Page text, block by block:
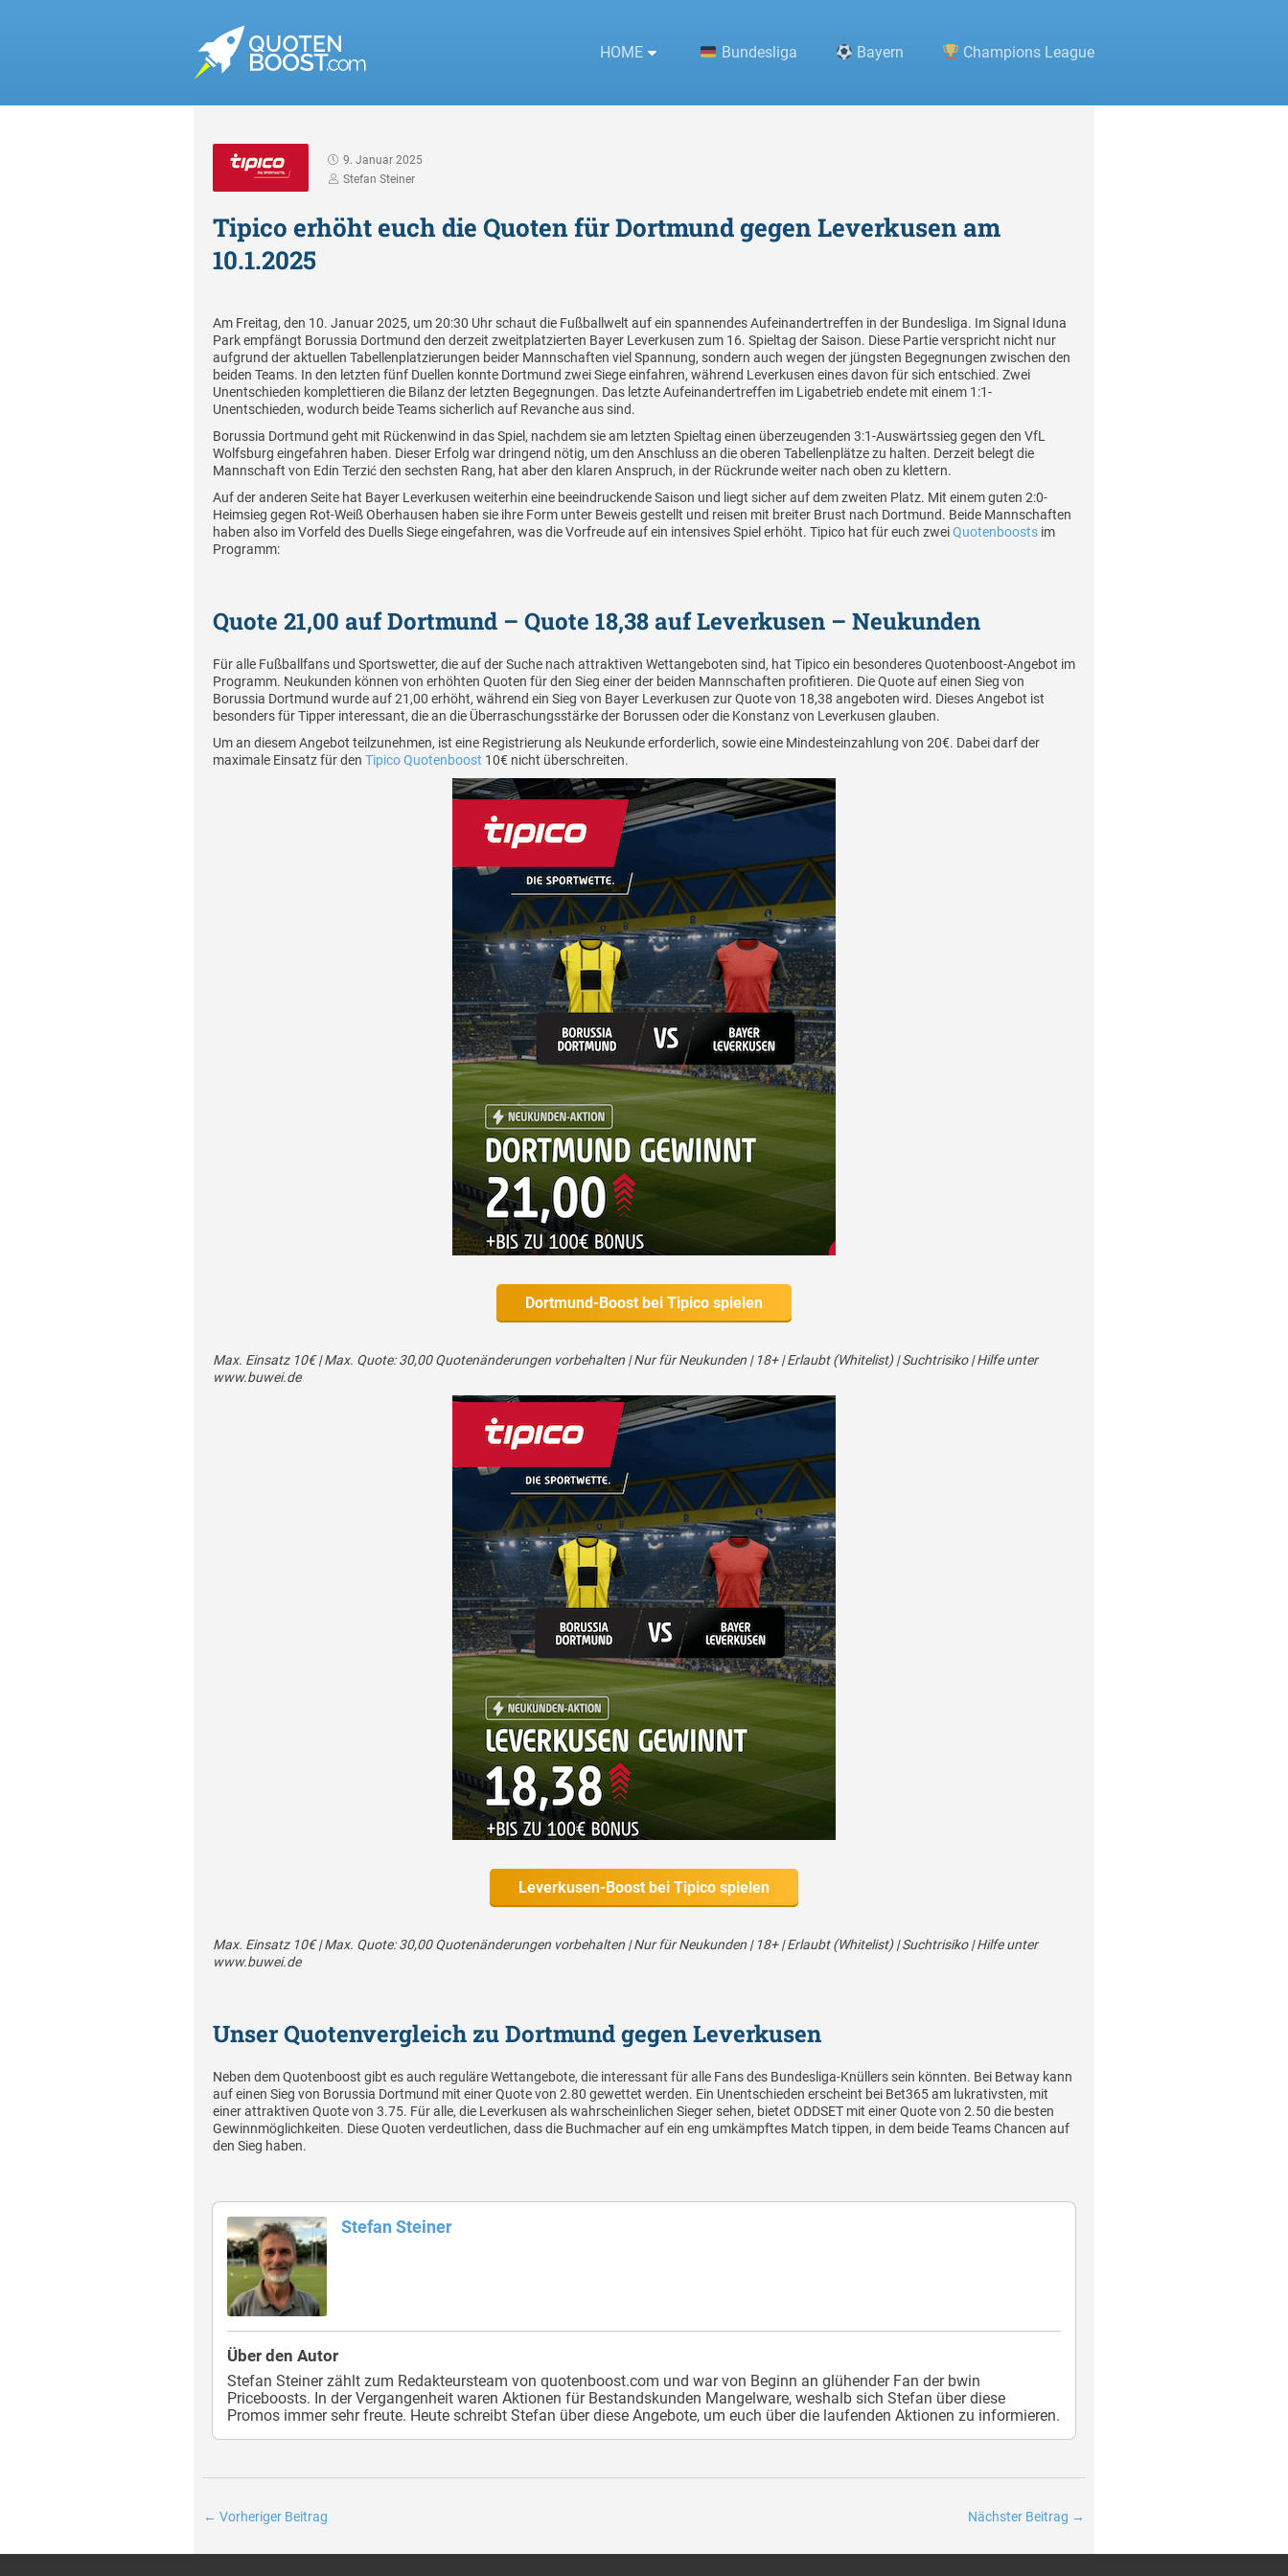
HOME %s Bundesliga Bayern Champions League
9. Januar 2025
Stefan Steiner
Tipico erhöht euch die Quoten für Dortmund gegen Leverkusen am
10.1.2025
Am Freitag, den 10. Januar 2025, um 20:30 Uhr schaut die Fußballwelt auf ein spannendes Aufeinandertreffen in der Bundesliga. Im Signal Iduna
Park empfängt Borussia Dortmund den derzeit zweitplatzierten Bayer Leverkusen zum 16. Spieltag der Saison. Diese Partie verspricht nicht nur
aufgrund der aktuellen Tabellenplatzierungen beider Mannschaften viel Spannung, sondern auch wegen der jüngsten Begegnungen zwischen den
beiden Teams. In den letzten fünf Duellen konnte Dortmund zwei Siege einfahren, während Leverkusen eines davon für sich entschied. Zwei
Unentschieden komplettieren die Bilanz der letzten Begegnungen. Das letzte Aufeinandertreffen im Ligabetrieb endete mit einem 1:1-
Unentschieden, wodurch beide Teams sicherlich auf Revanche aus sind.
Borussia Dortmund geht mit Rückenwind in das Spiel, nachdem sie am letzten Spieltag einen überzeugenden 3:1-Auswärtssieg gegen den VfL
Wolfsburg eingefahren haben. Dieser Erfolg war dringend nötig, um den Anschluss an die oberen Tabellenplätze zu halten. Derzeit belegt die
Mannschaft von Edin Terzić den sechsten Rang, hat aber den klaren Anspruch, in der Rückrunde weiter nach oben zu klettern.
Auf der anderen Seite hat Bayer Leverkusen weiterhin eine beeindruckende Saison und liegt sicher auf dem zweiten Platz. Mit einem guten 2:0-
Heimsieg gegen Rot-Weiß Oberhausen haben sie ihre Form unter Beweis gestellt und reisen mit breiter Brust nach Dortmund. Beide Mannschaften
haben also im Vorfeld des Duells Siege eingefahren, was die Vorfreude auf ein intensives Spiel erhöht. Tipico hat für euch zweiQuotenboosts im
Programm:
Quote 21,00 auf Dortmund – Quote 18,38 auf Leverkusen – Neukunden
Für alle Fußballfans und Sportswetter, die auf der Suche nach attraktiven Wettangeboten sind, hat Tipico ein besonderes Quotenboost-Angebot im
Programm. Neukunden können von erhöhten Quoten für den Sieg einer der beiden Mannschaften profitieren. Die Quote auf einen Sieg von
Borussia Dortmund wurde auf 21,00 erhöht, während ein Sieg von Bayer Leverkusen zur Quote von 18,38 angeboten wird. Dieses Angebot ist
besonders für Tipper interessant, die an die Überraschungsstärke der Borussen oder die Konstanz von Leverkusen glauben.
Um an diesem Angebot teilzunehmen, ist eine Registrierung als Neukunde erforderlich, sowie eine Mindesteinzahlung von 20€. Dabei darf der
maximale Einsatz für den Tipico Quotenboost 10€ nicht überschreiten.
Dortmund-Boost bei Tipico spielen
Max. Einsatz 10€ | Max. Quote: 30,00 Quotenänderungen vorbehalten | Nur für Neukunden | 18+ | Erlaubt (Whitelist) | Suchtrisiko | Hilfe unter
www.buwei.de
Leverkusen-Boost bei Tipico spielen
Max. Einsatz 10€ | Max. Quote: 30,00 Quotenänderungen vorbehalten | Nur für Neukunden | 18+ | Erlaubt (Whitelist) | Suchtrisiko | Hilfe unter
www.buwei.de
Unser Quotenvergleich zu Dortmund gegen Leverkusen
Neben dem Quotenboost gibt es auch reguläre Wettangebote, die interessant für alle Fans des Bundesliga-Knüllers sein könnten. Bei Betway kann
auf einen Sieg von Borussia Dortmund mit einer Quote von 2.80 gewettet werden. Ein Unentschieden erscheint bei Bet365 am lukrativsten, mit
einer attraktiven Quote von 3.75. Für alle, die Leverkusen als wahrscheinlichen Sieger sehen, bietet ODDSET mit einer Quote von 2.50 die besten
Gewinnmöglichkeiten. Diese Quoten verdeutlichen, dass die Buchmacher auf ein eng umkämpftes Match tippen, in dem beide Teams Chancen auf
den Sieg haben.
Stefan Steiner
Über den Autor
Stefan Steiner zählt zum Redakteursteam von quotenboost.com und war von Beginn an glühender Fan der bwin
Priceboosts. In der Vergangenheit waren Aktionen für Bestandskunden Mangelware, weshalb sich Stefan über diese
Promos immer sehr freute. Heute schreibt Stefan über diese Angebote, um euch über die laufenden Aktionen zu informieren.
Nächster Beitrag →
← Vorheriger Beitrag